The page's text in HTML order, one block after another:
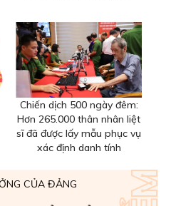
Chiến dịch 500 ngày đêm:
Hơn 265.000 thân nhân liệt
sĩ đã được lấy mẫu phục vụ
xác định danh tính
CỦA ĐẢNG